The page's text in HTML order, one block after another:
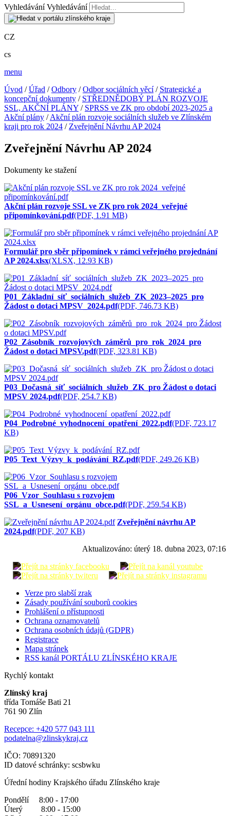
Vyhledávání Vyhledávání
CZ
cs
menu
Úvod /Úřad /Odbory /Odbor sociálních věcí/ Strategické a
koncepční dokumenty / STŘEDNĚDOBÝ PLÁN ROZVOJE
SSL, AKČNÍ PLÁNY / SPRSS ve ZK pro období 2023-2025 a
Akční plány /Akční plán rozvoje sociálních služeb ve Zlínském
kraji pro rok 2024 / Zveřejnění Návrhu AP 2024
Zveřejnění Návrhu AP 2024
Dokumenty ke stažení
Akční plán rozvoje SSL ve ZK pro rok 2024_veřejné
připomínkování.pdf(PDF, 1.91 MB)
Formulář pro sběr připomínek v rámci veřejného projednání
AP 2024.xlsx(XLSX, 12.93 KB)
P01_Základní_síť_sociálních_služeb_ZK_2023–2025_pro
Žádost o dotaci MPSV_2024.pdf(PDF, 746.73 KB)
P02_Zásobník_rozvojových_záměrů_pro_rok_2024_pro
Žádost o dotaci MPSV.pdf(PDF, 323.81 KB)
P03_Dočasná_síť_sociálních_služeb_ZK_pro Žádost o dotaci
MPSV 2024.pdf(PDF, 254.7 KB)
P04_Podrobné_vyhodnocení_opatření_2022.pdf(PDF, 723.17
KB)
P05_Text_Výzvy_k_podávání_RZ.pdf(PDF, 249.26 KB)
P06_Vzor_Souhlasu s rozvojem
SSL_a_Usnesení_orgánu_obce.pdf(PDF, 259.54 KB)
Zveřejnění návrhu AP
2024.pdf(PDF, 207 KB)
Aktualizováno: úterý 18. dubna 2023, 07:16
Verze pro slabší zrak
Zásady používání souborů cookies
Prohlášení o přístupnosti
Ochrana oznamovatelů
Ochrana osobních údajů (GDPR)
Registrace
Mapa stránek
RSS kanál PORTÁLU ZLÍNSKÉHO KRAJE
Rychlý kontakt
Zlínský kraj
třída Tomáše Bati 21
761 90 Zlín
Recepce: +420 577 043 111
podatelna@zlinskykraj.cz
IČO: 70891320
ID datové schránky: scsbwku
Úřední hodiny Krajského úřadu Zlínského kraje
Pondělí 8:00 - 17:00
Úterý 8:00 - 15:00